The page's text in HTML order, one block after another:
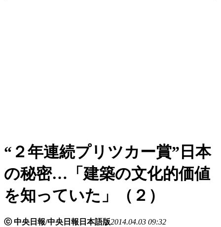
“２年連続プリツカー賞”日本
の秘密…「建築の文化的価値
を知っていた」（２）
ⓒ 中央日報/中央日報日本語版2014.04.03 09:32